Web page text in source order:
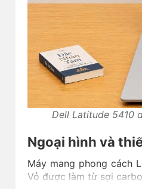
Dell Latitude 5410
Ngoại hình và
Máy mang phong cách
Vỏ được làm từ sợi